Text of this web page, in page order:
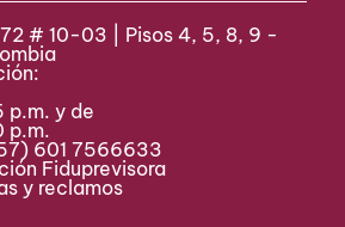
# 10-03 | Pisos 4, 5, 8, 9 -
p.m. y de
p.m.
601 7566633
Fiduprevisora
y reclamos